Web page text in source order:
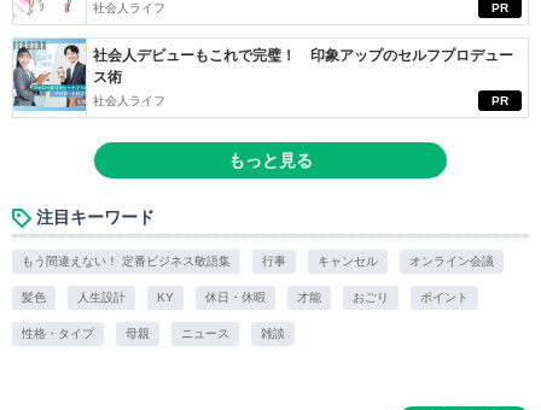
PR
社会人ライフ
PR
社会人デビューもこれで完璧！ 印象アップのセルフプロデュー
ス術
社会人ライフ
もっと見る
注目キーワード
もう間違えない！ 定番ビジネス敬語集 行事 キャンセル オンライン会議
髪色 人生設計 KY 休日・休暇 才能 おごり ポイント
性格・タイプ 母親 ニュース 雑談